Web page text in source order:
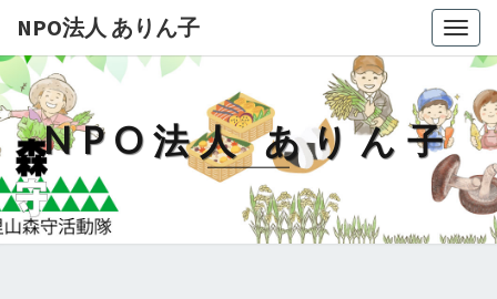
NPO法人 ありん子
NPO法人 ありん子